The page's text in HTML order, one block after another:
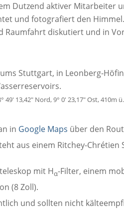
Dutzend aktiver Mitarbeiter
und fotografiert den
Raumfahrt diskutiert und in
Stuttgart, in Leonberg-
13,42″ Nord, 9° 0′ 23,17″ Ost, 410m ü.
in Google Maps über den
aus einem Ritchey-Chrétien
mit Hα-Filter, einem
Zoll).
und sollten nicht